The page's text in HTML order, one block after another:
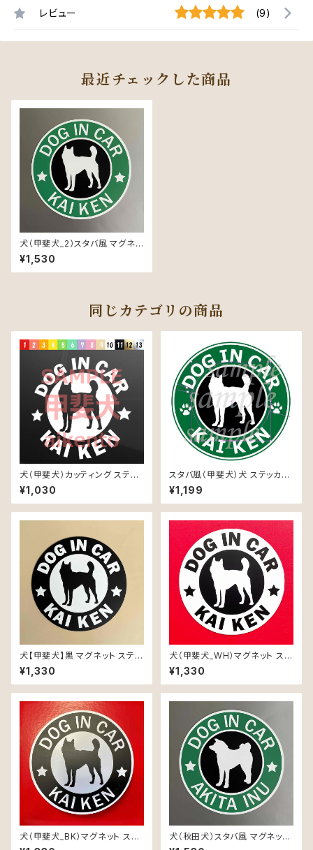
レビュー (9)
最近チェックした商品
犬（甲斐犬_2）スタバ風 マグネッ
ト ステッカー 防水 車用
¥1,530
同じカテゴリの商品
犬（甲斐犬）カッティング ステッ
カー 防水 車用
¥1,030
スタバ風（甲斐犬）犬 ステッカー
防水 車用
¥1,199
犬【甲斐犬】黒 マグネット ステッ
カー 防水 車用
¥1,330
犬（甲斐犬_WH）マグネット ステ
ッカー 防水 車用
¥1,330
犬（甲斐犬_BK）マグネット ステ
ッカー 防水 車用
犬（秋田犬）スタバ風 マグネット
ステッカー 防水 車用